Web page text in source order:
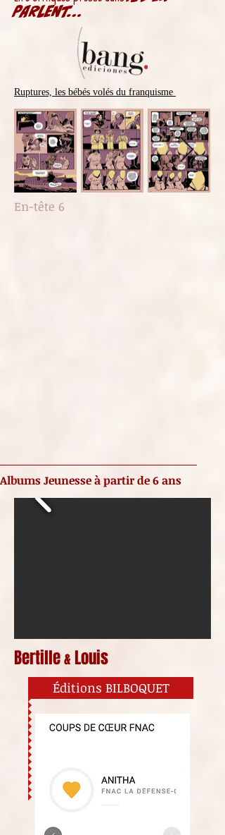
PARLENT...
Ruptures, les bébés volés du franquisme
En-tête 6
Albums Jeunesse à partir de 6 ans
Bertille& Louis
Éditions BILBOQUET